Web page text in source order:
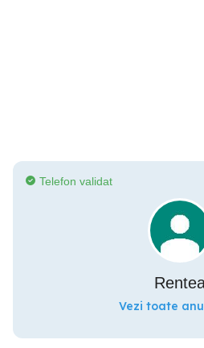
Telefon validat
Vezi toate